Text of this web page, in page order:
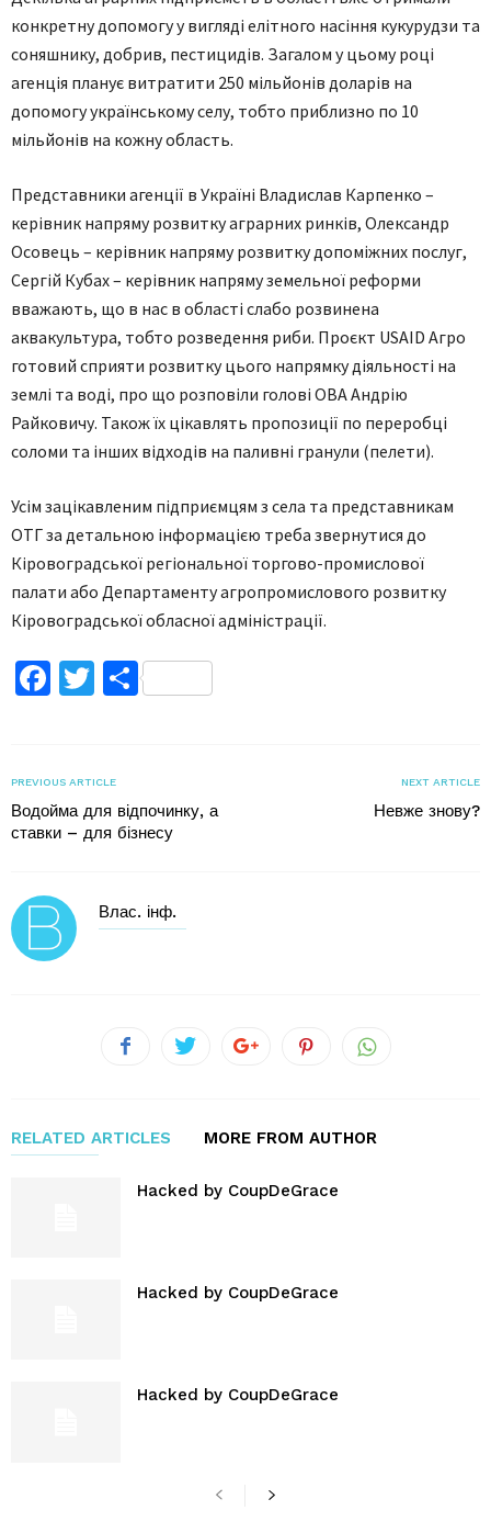
конкретну допомогу у вигляді елітного насіння кукурудзи та
соняшнику, добрив, пестицидів. Загалом у цьому році
агенція планує витратити 250 мільйонів доларів на
допомогу українському селу, тобто приблизно по 10
мільйонів на кожну область.
Представники агенції в Україні Владислав Карпенко –
керівник напряму розвитку аграрних ринків, Олександр
Осовець – керівник напряму розвитку допоміжних послуг,
Сергій Кубах – керівник напряму земельної реформи
вважають, що в нас в області слабо розвинена
аквакультура, тобто розведення риби. Проєкт USAID Агро
готовий сприяти розвитку цього напрямку діяльності на
землі та воді, про що розповіли голові ОВА Андрію
Райковичу. Також їх цікавлять пропозиції по переробці
соломи та інших відходів на паливні гранули (пелети).
Усім зацікавленим підприємцям з села та представникам
ОТГ за детальною інформацією треба звернутися до
Кіровоградської регіональної торгово-промислової
палати або Департаменту агропромислового розвитку
Кіровоградської обласної адміністрації.
Facebook
TwitterПоділитися
PREVIOUS ARTICLE
Водойма для відпочинку, а
ставки – для бізнесу
NEXT ARTICLE
Невже знову?
Влас. інф.
RELATED ARTICLES MORE FROM AUTHOR
Hacked by CoupDeGrace
Hacked by CoupDeGrace
Hacked by CoupDeGrace